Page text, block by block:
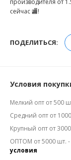
производителя от
сейчас 🏬!
ПОДЕЛИТЬСЯ:
Условия
Мелкий опт от 500
Средний опт от
Крупный опт от
ОПТОМ от 5000 шт. -
условия